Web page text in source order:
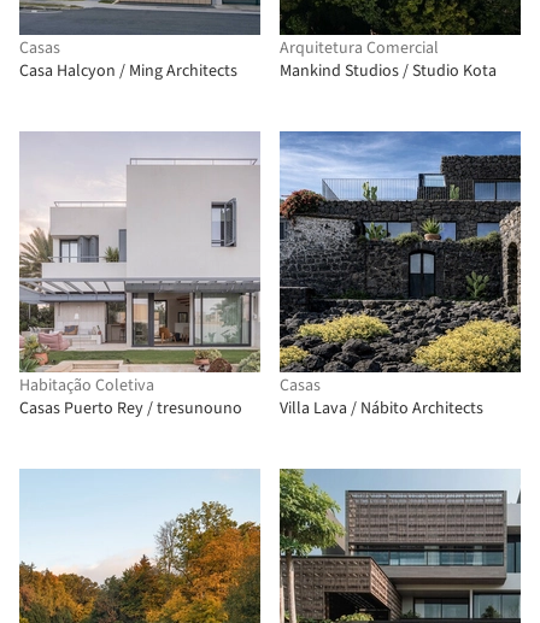
Casas
Casa Halcyon / Ming Architects
Arquitetura Comercial
Mankind Studios / Studio Kota
Habitação Coletiva
Casas Puerto Rey / tresunouno
Casas
Villa Lava / Nábito Architects